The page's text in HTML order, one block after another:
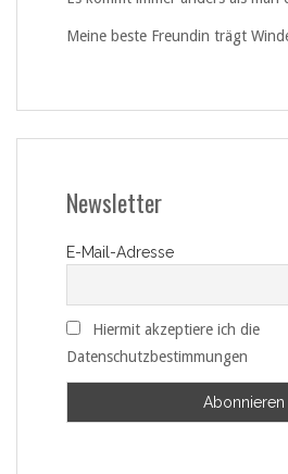
Meine beste Freundin trägt
Newsletter
E-Mail-Adresse
Hiermit akzeptiere ich die
Datenschutzbestimmungen